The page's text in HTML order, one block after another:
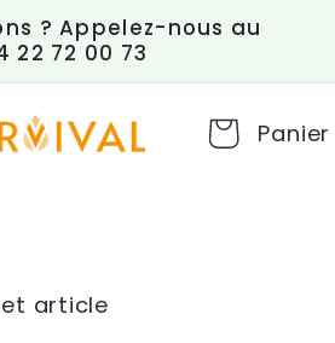
? Appelez-nous au
22 72 00 73
Panier
article